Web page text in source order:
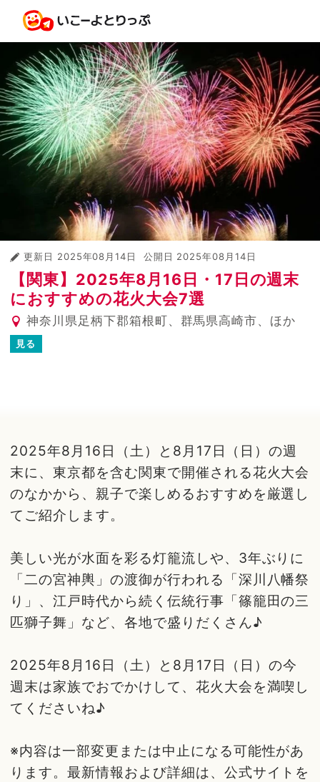
更新日 2025年08月14日 公開日 2025年08月14日
【関東】2025年8月16日・17日の週末
におすすめの花火大会7選
神奈川県足柄下郡箱根町、群馬県高崎市、ほか
見る
2025年8月16日（土）と8月17日（日）の週
末に、東京都を含む関東で開催される花火大会
のなかから、親子で楽しめるおすすめを厳選し
てご紹介します。
美しい光が水面を彩る灯籠流しや、3年ぶりに
「二の宮神輿」の渡御が行われる「深川八幡祭
り」、江戸時代から続く伝統行事「篠籠田の三
匹獅子舞」など、各地で盛りだくさん♪
2025年8月16日（土）と8月17日（日）の今
週末は家族でおでかけして、花火大会を満喫し
てくださいね♪
※内容は一部変更または中止になる可能性があ
ります。最新情報および詳細は、公式サイトを